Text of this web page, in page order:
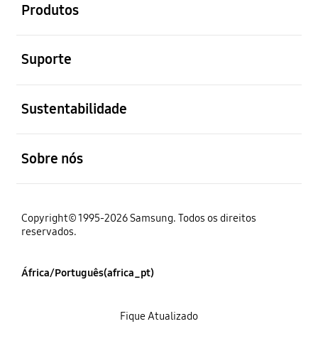
Produtos
Suporte
Sustentabilidade
Sobre nós
Copyright© 1995-2026 Samsung. Todos os direitos
reservados.
África/Português(africa_pt)
Fique Atualizado